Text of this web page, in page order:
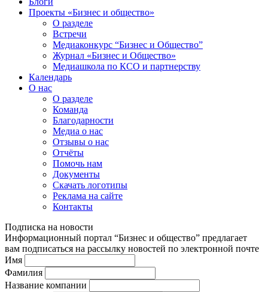
Проекты «Бизнес и общество»
О разделе
Встречи
Медиаконкурс “Бизнес и Общество”
Журнал «Бизнес и Общество»
Медиашкола по КСО и партнерству
Календарь
О нас
О разделе
Команда
Благодарности
Медиа о нас
Отзывы о нас
Отчёты
Помочь нам
Документы
Скачать логотипы
Реклама на сайте
Контакты
Подписка на новости
Информационный портал “Бизнес и общество” предлагает
вам подписаться на рассылку новостей по электронной почте
Имя
Фамилия
Название компании